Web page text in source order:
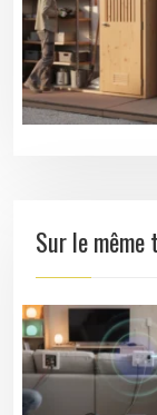
Sur le même